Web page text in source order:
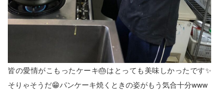
皆の愛情がこもったケーキ🎂はとっても美味しかったです✨
そりゃそうだ😁パンケーキ焼くときの姿がもう気合十分www